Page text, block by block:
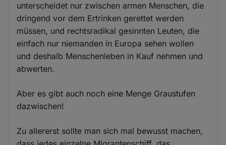
unterscheidet nur zwischen armen Menschen, die
dringend vor dem Ertrinken gerettet werden
müssen, und rechtsradikal gesinnten Leuten, die
einfach nur niemanden in Europa sehen wollen
und deshalb Menschenleben in Kauf nehmen und
abwerten.
Aber es gibt auch noch eine Menge Graustufen
dazwischen!
Zu allererst sollte man sich mal bewusst machen,